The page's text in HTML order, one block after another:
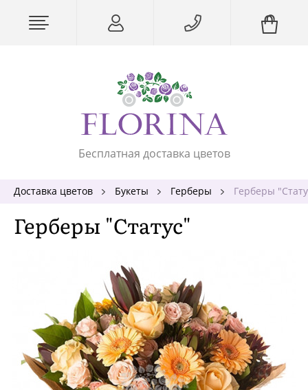
Бесплатная доставка цветов
Доставка цветов Букеты Герберы Герберы
Герберы "Статус"